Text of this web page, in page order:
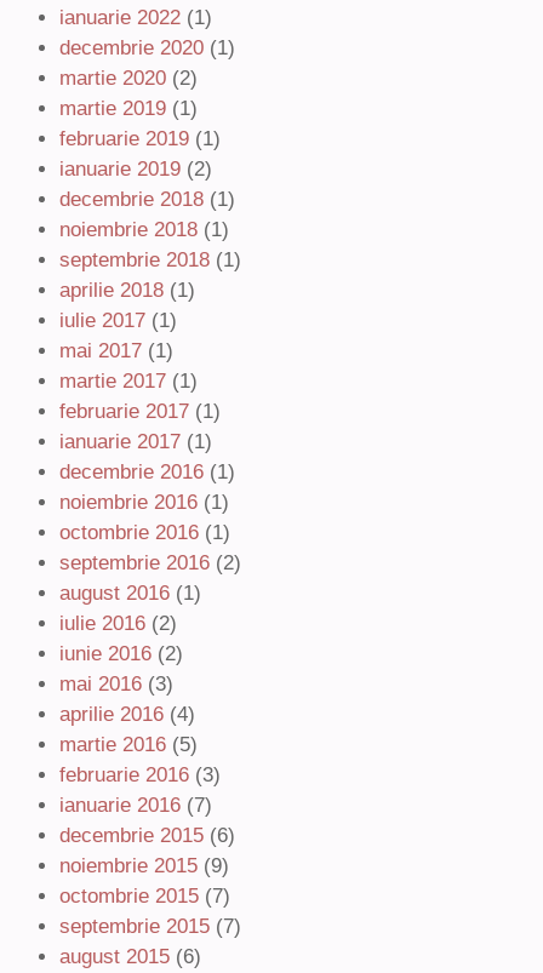
ianuarie 2022 (1)
decembrie 2020 (1)
martie 2020 (2)
martie 2019 (1)
februarie 2019 (1)
ianuarie 2019 (2)
decembrie 2018 (1)
noiembrie 2018 (1)
septembrie 2018 (1)
aprilie 2018 (1)
iulie 2017 (1)
mai 2017 (1)
martie 2017 (1)
februarie 2017 (1)
ianuarie 2017 (1)
decembrie 2016 (1)
noiembrie 2016 (1)
octombrie 2016 (1)
septembrie 2016 (2)
august 2016 (1)
iulie 2016 (2)
iunie 2016 (2)
mai 2016 (3)
aprilie 2016 (4)
martie 2016 (5)
februarie 2016 (3)
ianuarie 2016 (7)
decembrie 2015 (6)
noiembrie 2015 (9)
octombrie 2015 (7)
septembrie 2015 (7)
august 2015 (6)